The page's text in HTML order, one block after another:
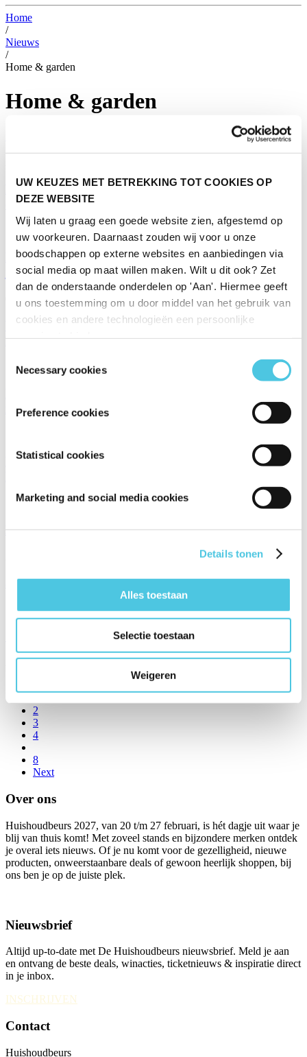
UW KEUZES MET BETREKKING TOT COOKIES OP
DEZE WEBSITE
Wij laten u graag een goede website zien, afgestemd op
uw voorkeuren. Daarnaast zouden wij voor u onze
boodschappen op externe websites en aanbiedingen via
social media op maat willen maken. Wilt u dit ook? Zet
dan de onderstaande onderdelen op 'Aan'. Hiermee geeft
u ons toestemming om u door middel van het gebruik van
cookies en andere technologieën een persoonlijke
Necessary cookies
Preference cookies
Statistical cookies
Marketing and social media cookies
Details tonen
Alles toestaan
Selectie toestaan
Weigeren
Home
/
Nieuws
/
Home & garden
Home & garden
Het ideale alternatief om je was te drogen: de
droogkast
18/11/2022
Een make over voor je muren: welke kleur past bij
jou
04/11/2022
Wat moet er beslist in de voorraadkast staan en hoe
houd je hem netjes?
15/09/2022
insecten in je tuin
MAAK JE HUIS SMART! SLIMME APPARATEN
18/07/2022
Deze 3 kruiden wil je in je eetbare tuin
5 buitengewone kamerplanten
14/04/2022
Slapeloosheid? Deze vijf apps helpen je beter slapen!
22/03/2022
2
3
4
8
Next
Over ons
Huishoudbeurs 2027, van 20 t/m 27 februari, is hét dagje uit waar je
blij van thuis komt! Met zoveel stands en bijzondere merken ontdek
je overal iets nieuws. Of je nu komt voor de gezelligheid, nieuwe
producten, onweerstaanbare deals of gewoon heerlijk shoppen, bij
ons ben je op de juiste plek.
Nieuwsbrief
Altijd up-to-date met De Huishoudbeurs nieuwsbrief. Meld je aan
en ontvang de beste deals, winacties, ticketnieuws & inspiratie direct
in je inbox.
INSCHRIJVEN
Contact
Huishoudbeurs